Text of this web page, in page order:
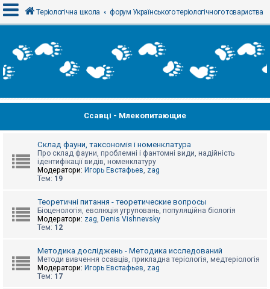
х
і
т
р
а
б
е
Теріологічна школа форум Українського теріологічного товариства
Ссавці - Млекопитающие
Склад фауни, таксономія і номенклатура
Про склад фауни, проблемні і фантомні види, надійність
ідентифікації видів, номенклатуру
Модератори: Игорь Евстафьев, zag
Тем: 19
Теоретичні питання - теоретические вопросы
Біоценологія, еволюція угруповань, популяційна біологія
Модератори: zag, Denis Vishnevsky
Тем: 12
Методика досліджень - Методика исследований
Методи вивчення ссавців, прикладна теріологія, медтеріологія
Модератори: Игорь Евстафьев, zag
Тем: 17